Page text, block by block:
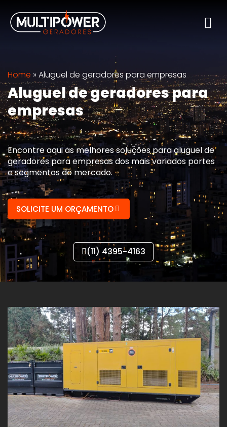
Home » Aluguel de geradores para empresas
Aluguel de geradores para
empresas
Encontre aqui as melhores soluções para aluguel de
geradores para empresas dos mais variados portes
e segmentos do mercado.
SOLICITE UM ORÇAMENTO
(11) 4395-4163